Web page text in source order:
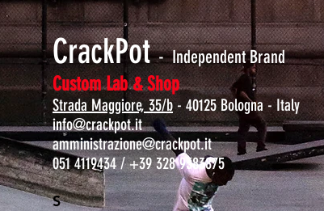
CrackPot- Independent Brand
Custom Lab & Shop
Strada Maggiore, 35/b- 40125 Bologna - Italy
info@crackpot.it
amministrazione@crackpot.it
051 4119434 / +39 328 9383875
S